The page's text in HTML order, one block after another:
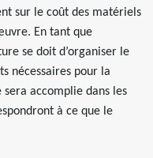
sur le coût des matériels
En tant que
se doit d’organiser le
nécessaires pour la
accomplie dans les
à ce que le